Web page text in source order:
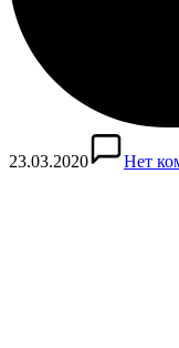
23.03.2020 Нет